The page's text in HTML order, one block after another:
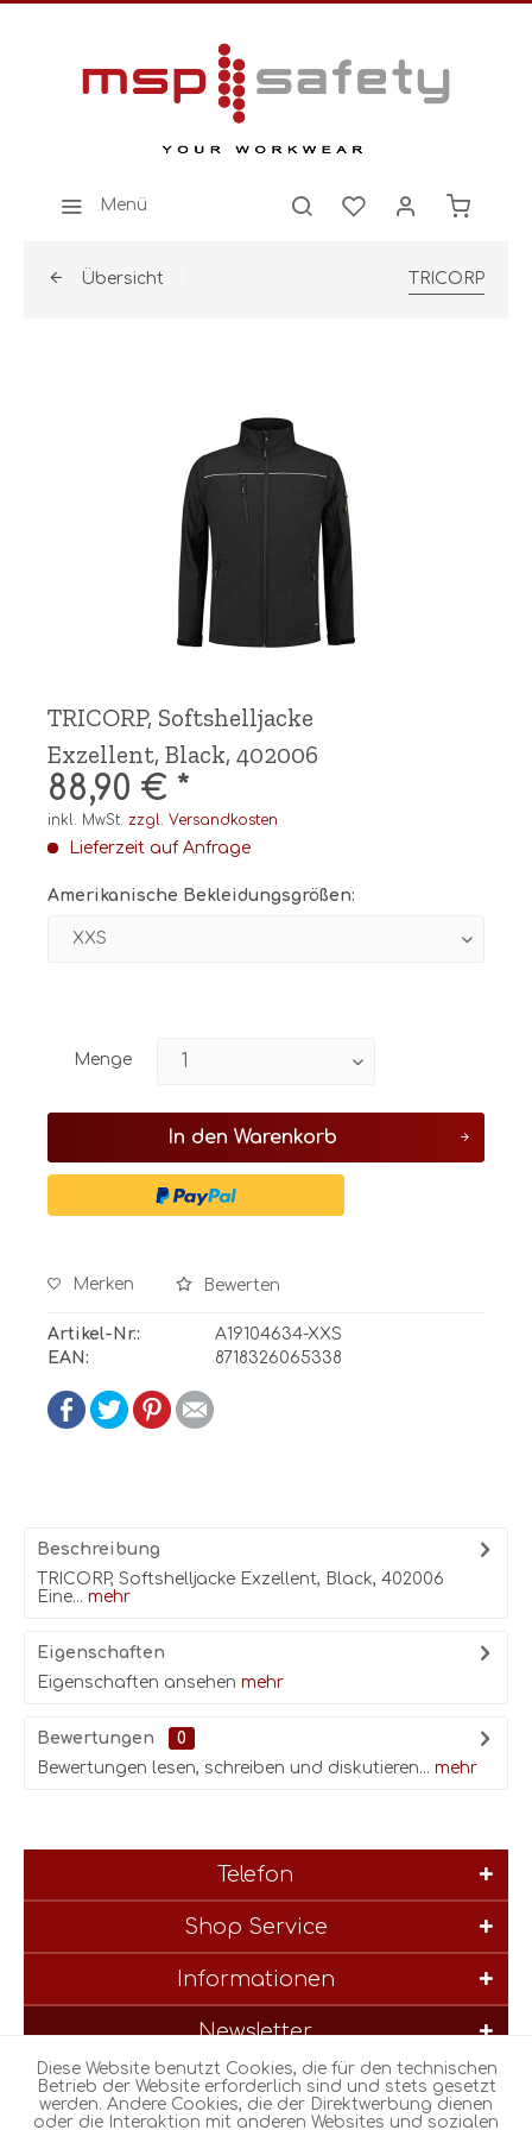
Menü
Übersicht TRICORP
TRICORP, Softshelljacke
Exzellent, Black, 402006
88,90 € *
inkl. MwSt. zzgl. Versandkosten
Lieferzeit auf Anfrage
Amerikanische Bekleidungsgrößen:
Menge
In den Warenkorb
Merken Bewerten
Artikel-Nr.:
A19104634-XXS
EAN:
8718326065338
Beschreibung
TRICORP, Softshelljacke Exzellent, Black, 402006
Eine... mehr
Eigenschaften
Eigenschaften ansehen mehr
Bewertungen
0
Bewertungen lesen, schreiben und diskutieren... mehr
Telefon
Shop Service
Informationen
Newsletter
* Alle Preise inkl. gesetzl. Mehrwertsteuer zzgl.Versandkostenund
ggf. Nachnahmegebühren, wenn nicht anders beschrieben
Diese Website benutzt Cookies, die für den technischen
Betrieb der Website erforderlich sind und stets gesetzt
werden. Andere Cookies, die der Direktwerbung dienen
oder die Interaktion mit anderen Websites und sozialen